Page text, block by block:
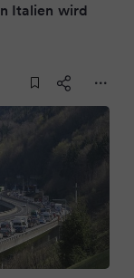
Italien wird